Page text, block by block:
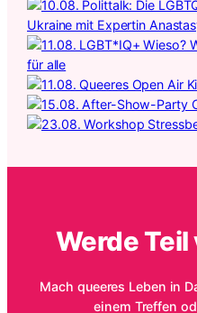
Werde
Mach queeres Leben in
einem Treffen